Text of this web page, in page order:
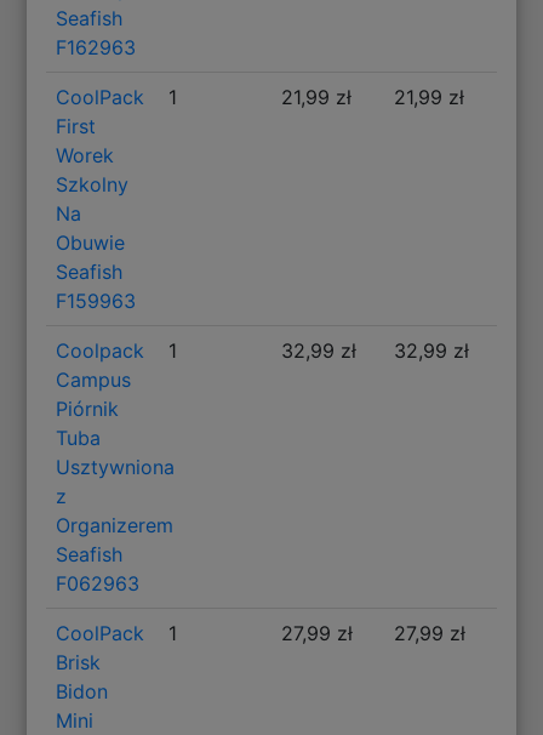
Seafish
F162963
CoolPack
First
Worek
Szkolny
Na
Obuwie
Seafish
F159963
1 21,99 zł 21,99 zł
Coolpack
Campus
Piórnik
Tuba
Usztywniona
z
Organizerem
Seafish
F062963
1 32,99 zł 32,99 zł
CoolPack
Brisk
Bidon
Mini
1 27,99 zł 27,99 zł